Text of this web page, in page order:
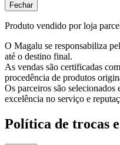
Fechar
Produto vendido por loja
O Magalu se responsabiliza
até o destino final.
As vendas são certificadas
procedência de produtos
Os parceiros são
excelência no serviço e
Política de trocas